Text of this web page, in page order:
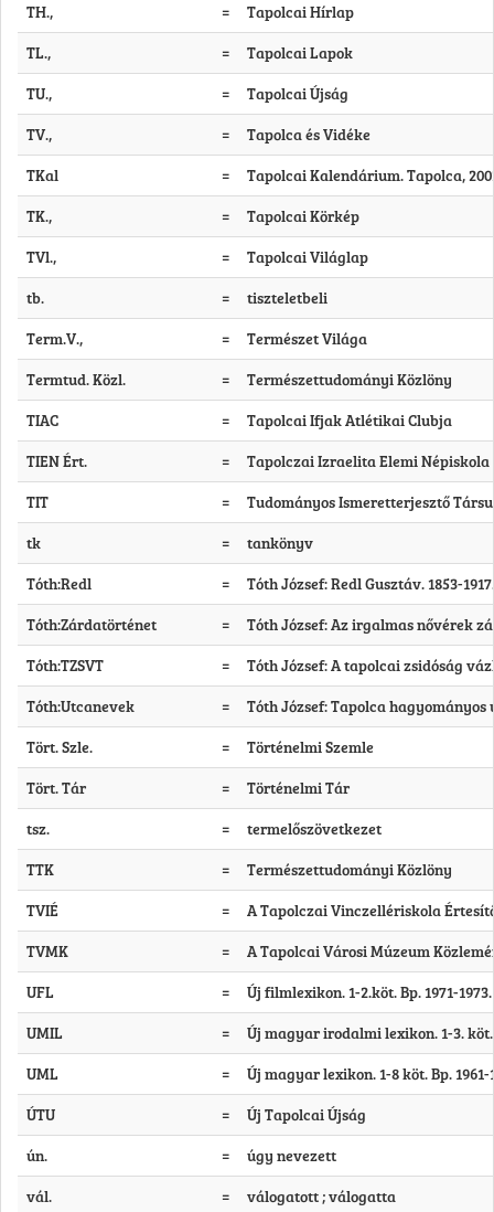
TH.,
=
Tapolcai Hírlap
TL.,
=
Tapolcai Lapok
TU.,
=
Tapolcai Újság
TV.,
=
Tapolca és Vidéke
TKal
=
Tapolcai Kalendárium. Tapolca,
TK.,
=
Tapolcai Körkép
TVl.,
=
Tapolcai Világlap
tb.
=
tiszteletbeli
Term.V.,
=
Természet Világa
Termtud. Közl.
=
Természettudományi Közlöny
TIAC
=
Tapolcai Ifjak Atlétikai Clubja
TIEN Ért.
=
Tapolczai Izraelita Elemi Népiskola
TIT
=
Tudományos Ismeretterjesztő
tk
=
tankönyv
Tóth:Redl
=
Tóth József: Redl Gusztáv. 1853-
Tóth:Zárdatörténet
=
Tóth József: Az irgalmas nővérek
Tóth:TZSVT
=
Tóth József: A tapolcai zsidóság
Tóth:Utcanevek
=
Tóth József: Tapolca hagyományos
Tört. Szle.
=
Történelmi Szemle
Tört. Tár
=
Történelmi Tár
tsz.
=
termelőszövetkezet
TTK
=
Természettudományi Közlöny
TVIÉ
=
A Tapolczai Vinczellériskola
TVMK
=
A Tapolcai Városi Múzeum
UFL
=
Új filmlexikon. 1-2.köt. Bp. 1971-1973.
UMIL
=
Új magyar irodalmi lexikon. 1-3. köt.
UML
=
Új magyar lexikon. 1-8 köt. Bp. 1961-
ÚTU
=
Új Tapolcai Újság
ún.
=
úgy nevezett
vál.
=
válogatott ; válogatta